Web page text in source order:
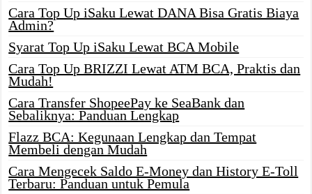
Cara Top Up iSaku Lewat DANA Bisa Gratis Biaya
Admin?
Syarat Top Up iSaku Lewat BCA Mobile
Cara Top Up BRIZZI Lewat ATM BCA, Praktis dan
Mudah!
Cara Transfer ShopeePay ke SeaBank dan
Sebaliknya: Panduan Lengkap
Flazz BCA: Kegunaan Lengkap dan Tempat
Membeli dengan Mudah
Cara Mengecek Saldo E-Money dan History E-Toll
Terbaru: Panduan untuk Pemula